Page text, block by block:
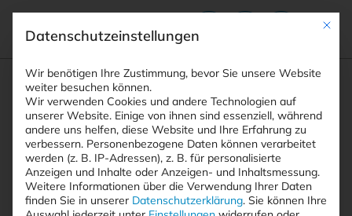
Suchfeld
Suchen
Breadcrumb-Navigation
STARTSEITE MSC EVILTWIN
Mit
Datenschutzeinstellungen
Wir benötigen Ihre Zustimmung, bevor Sie unsere Website
weiter besuchen können.
Wir verwenden Cookies und andere Technologien auf
unserer Website. Einige von ihnen sind essenziell, während
andere uns helfen, diese Website und Ihre Erfahrung zu
verbessern. Personenbezogene Daten können verarbeitet
werden (z. B. IP-Adressen), z. B. für personalisierte
Anzeigen und Inhalte oder Anzeigen- und Inhaltsmessung.
Weitere Informationen über die Verwendung Ihrer Daten
finden Sie in unserer Datenschutzerklärung. Sie können Ihre